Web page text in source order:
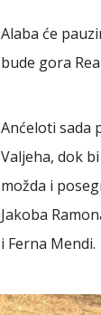
Alaba će
bude gora
Anćeloti sada
Valjeha, dok
možda i
Jakoba
i Ferna Mendi.